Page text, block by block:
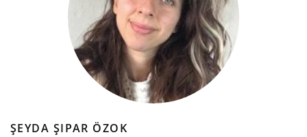
ŞEYDA ŞIPAR ÖZOK